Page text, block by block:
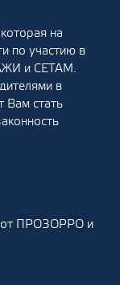
на
по участию в
и СЕТАМ.
в
Вам стать
от ПРОЗОРРО и